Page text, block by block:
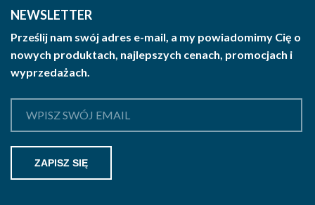
NEWSLETTER
Prześlij nam swój adres e-mail, a my powiadomimy Cię o
nowych produktach, najlepszych cenach, promocjach i
wyprzedażach.